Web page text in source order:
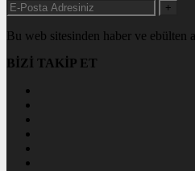
+
Bu web sitesinden haber ve ebülten
BİZİ TAKİP ET